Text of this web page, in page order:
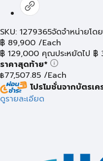
SKU: 1279365จัดจำหน่ายโด
฿ 89,900 /Each
฿ 129,000 คุณประหยัดไป ฿
ราคาสุดท้าย*
฿77,507.85 /Each
โปรโมชั่นจากบัตรเ
ดูรายละเอียด